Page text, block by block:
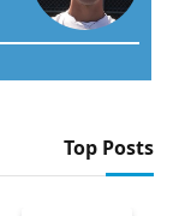
Top Posts